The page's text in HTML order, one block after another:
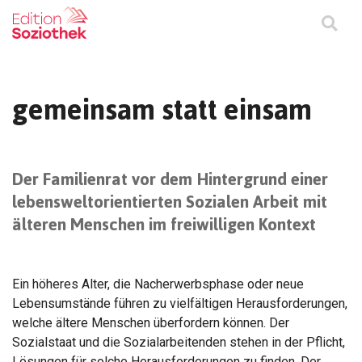
gemeinsam statt einsam
Der Familienrat vor dem Hintergrund einer
lebensweltorientierten Sozialen Arbeit mit
älteren Menschen im freiwilligen Kontext
Ein höheres Alter, die Nacherwerbsphase oder neue
Lebensumstände führen zu vielfältigen Herausforderungen,
welche ältere Menschen überfordern können. Der
Sozialstaat und die Sozialarbeitenden stehen in der Pflicht,